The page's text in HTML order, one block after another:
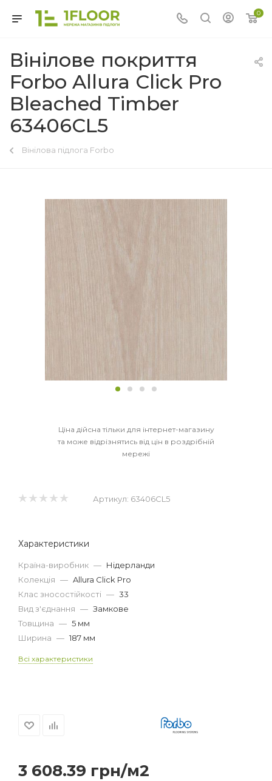
0
Вінілове покриття
Forbo Allura Click Pro
Bleached Timber
63406CL5
Вінілова підлога Forbo
Ціна дійсна тільки для інтернет-магазину
та може відрізнятись від цін в роздрібній
мережі
Артикул: 63406CL5
Характеристики
Країна-виробник — Нідерланди
Колекція — Allura Click Pro
Клас зносостійкості — 33
Вид з'єднання — Замкове
Товщина — 5 мм
Ширина — 187 мм
Всі характеристики
3 608.39 грн/м2